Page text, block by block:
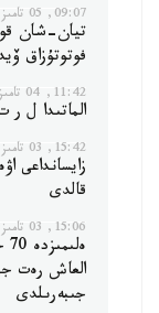
09:07, 05 تامىز 2026
تيان-شان
فوتوتۇزاق
11:42, 04 تامىز 2026
الماتىدا ل
15:42, 03 تامىز 2026
زايسانداعى
قالدى
15:06, 03 تامىز 2026
العاش رەت
جىبەرىلدى